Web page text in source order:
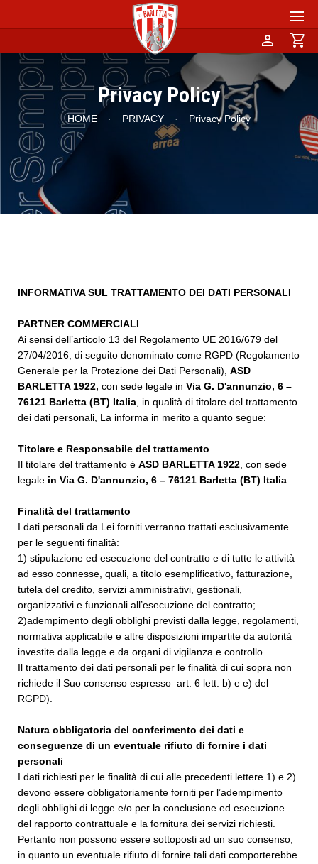
person shopping_cart
Privacy Policy
HOME · PRIVACY · Privacy Policy
INFORMATIVA SUL TRATTAMENTO DEI DATI PERSONALI
PARTNER COMMERCIALI
Ai sensi dell’articolo 13 del Regolamento UE 2016/679 del
27/04/2016, di seguito denominato come RGPD (Regolamento
Generale per la Protezione dei Dati Personali), ASD
BARLETTA 1922, con sede legale in Via G. D'annunzio, 6 –
76121 Barletta (BT) Italia , in qualità di titolare del trattamento
dei dati personali, La informa in merito a quanto segue:
Titolare e Responsabile del trattamento
Il titolare del trattamento è ASD BARLETTA 1922 , con sede
legale in Via G. D'annunzio, 6 – 76121 Barletta (BT) Italia
Finalità del trattamento
I dati personali da Lei forniti verranno trattati esclusivamente
per le seguenti finalità:
1) stipulazione ed esecuzione del contratto e di tutte le attività
ad esso connesse, quali, a titolo esemplificativo, fatturazione,
tutela del credito, servizi amministrativi, gestionali,
organizzativi e funzionali all’esecuzione del contratto;
2)adempimento degli obblighi previsti dalla legge, regolamenti,
normativa applicabile e altre disposizioni impartite da autorità
investite dalla legge e da organi di vigilanza e controllo.
Il trattamento dei dati personali per le finalità di cui sopra non
richiede il Suo consenso espresso art. 6 lett. b) e e) del
RGPD).
Natura obbligatoria del conferimento dei dati e
conseguenze di un eventuale rifiuto di fornire i dati
personali
I dati richiesti per le finalità di cui alle precedenti lettere 1) e 2)
devono essere obbligatoriamente forniti per l’adempimento
degli obblighi di legge e/o per la conclusione ed esecuzione
del rapporto contrattuale e la fornitura dei servizi richiesti.
Pertanto non possono essere sottoposti ad un suo consenso,
in quanto un eventuale rifiuto di fornire tali dati comporterebbe